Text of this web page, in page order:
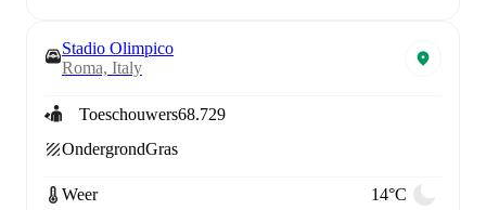
Stadio Olimpico
Roma, Italy
Toeschouwers68.729
OndergrondGras
Weer 14°C